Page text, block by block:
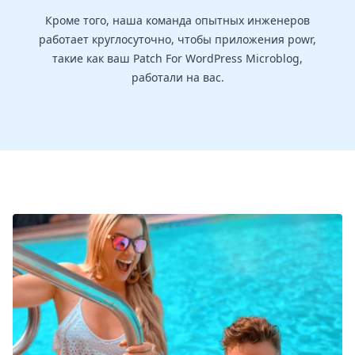
Кроме того, наша команда опытных инженеров
работает круглосуточно, чтобы приложения powr,
такие как ваш Patch For WordPress Microblog,
работали на вас.